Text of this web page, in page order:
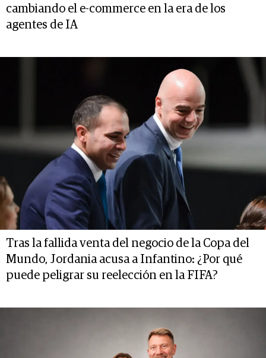
cambiando el e-commerce en la era de los
agentes de IA
Tras la fallida venta del negocio de la Copa del
Mundo, Jordania acusa a Infantino: ¿Por qué
puede peligrar su reelección en la FIFA?